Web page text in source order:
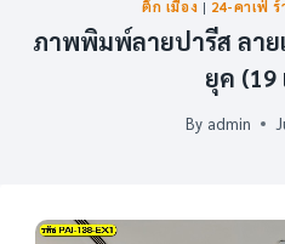
ตึก เมือง | 24-คาเฟ่
ภาพพิมพ์ลายปารีส ลา
ยุค
By admin